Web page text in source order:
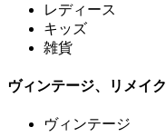
レディース
キッズ
雑貨
ヴィンテージ、リメイク
ヴィンテージ